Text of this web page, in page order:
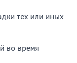
тех или иных
во время